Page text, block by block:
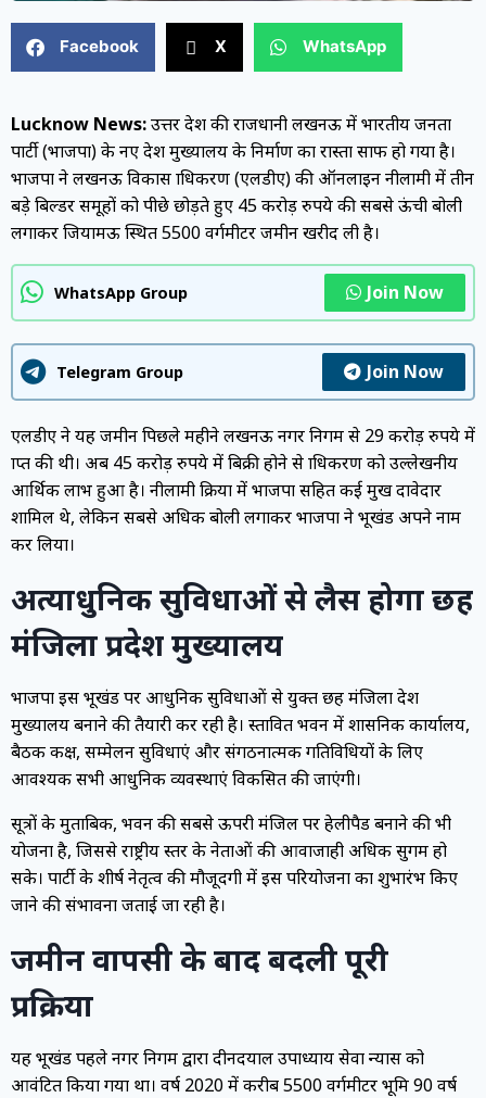
Facebook X WhatsApp
Lucknow News:उत्तर प्रदेश की राजधानी लखनऊ में भारतीय जनता
पार्टी (भाजपा) के नए प्रदेश मुख्यालय के निर्माण का रास्ता साफ हो गया है।
भाजपा ने लखनऊ विकास प्राधिकरण (एलडीए) की ऑनलाइन नीलामी में तीन
बड़े बिल्डर समूहों को पीछे छोड़ते हुए 45 करोड़ रुपये की सबसे ऊंची बोली
लगाकर जियामऊ स्थित 5500 वर्गमीटर जमीन खरीद ली है।
WhatsApp Group Join Now
Telegram Group Join Now
एलडीए ने यह जमीन पिछले महीने लखनऊ नगर निगम से 29 करोड़ रुपये में
प्राप्त की थी। अब 45 करोड़ रुपये में बिक्री होने से प्राधिकरण को उल्लेखनीय
आर्थिक लाभ हुआ है। नीलामी प्रक्रिया में भाजपा सहित कई प्रमुख दावेदार
शामिल थे, लेकिन सबसे अधिक बोली लगाकर भाजपा ने भूखंड अपने नाम
कर लिया।
अत्याधुनिक सुविधाओं से लैस होगा छह
मंजिला प्रदेश मुख्यालय
भाजपा इस भूखंड पर आधुनिक सुविधाओं से युक्त छह मंजिला प्रदेश
मुख्यालय बनाने की तैयारी कर रही है। प्रस्तावित भवन में प्रशासनिक कार्यालय,
बैठक कक्ष, सम्मेलन सुविधाएं और संगठनात्मक गतिविधियों के लिए
आवश्यक सभी आधुनिक व्यवस्थाएं विकसित की जाएंगी।
सूत्रों के मुताबिक, भवन की सबसे ऊपरी मंजिल पर हेलीपैड बनाने की भी
योजना है, जिससे राष्ट्रीय स्तर के नेताओं की आवाजाही अधिक सुगम हो
सके। पार्टी के शीर्ष नेतृत्व की मौजूदगी में इस परियोजना का शुभारंभ किए
जाने की संभावना जताई जा रही है।
जमीन वापसी के बाद बदली पूरी
प्रक्रिया
यह भूखंड पहले नगर निगम द्वारा दीनदयाल उपाध्याय सेवा न्यास को
आवंटित किया गया था। वर्ष 2020 में करीब 5500 वर्गमीटर भूमि 90 वर्ष